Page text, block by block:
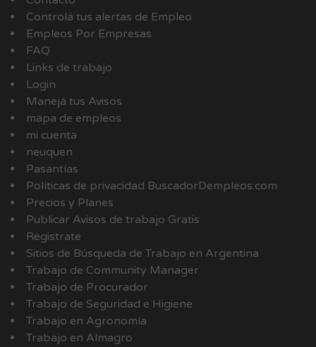
Controlá tus alertas de Empleo
Empleos Por Empresas
FAQ
Links de trabajo
Login
Manejá tus Avisos
mapa de empleos
mi cuenta
neuquen
Pasantías
Políticas de privacidad BuscadorDempleos.com
Precios y Planes
Publicar Avisos de trabajo Gratis
Registrate
Sitios de Búsqueda de Trabajo en Argentina
Trabajo de Community Manager
Trabajo de Procurador
Trabajo de Seguridad e Higiene
Trabajo en Agronomía
Trabajo en Almagro